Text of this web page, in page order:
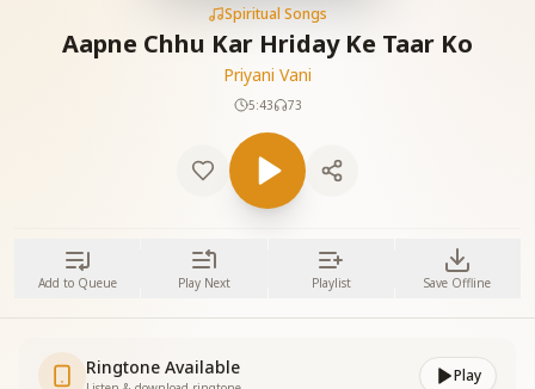
Spiritual Songs
Aapne Chhu Kar Hriday Ke Taar Ko
Priyani Vani
5:43 73
Add to Queue Play Next Playlist Save Offline
Ringtone Available Play